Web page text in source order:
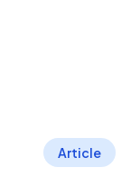
Article